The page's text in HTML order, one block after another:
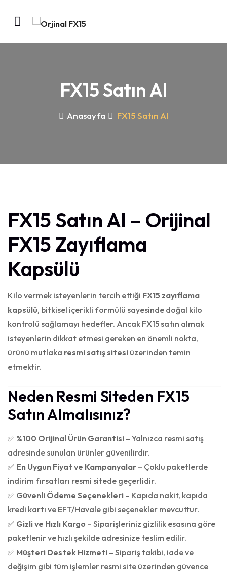
FX15 Satın Al
Anasayfa FX15 Satın Al
FX15 Satın Al – Orijinal
FX15 Zayıflama
Kapsülü
Kilo vermek isteyenlerin tercih ettiği FX15 zayıflama
kapsülü, bitkisel içerikli formülü sayesinde doğal kilo
kontrolü sağlamayı hedefler. Ancak FX15 satın almak
isteyenlerin dikkat etmesi gereken en önemli nokta,
ürünü mutlaka resmi satış sitesi üzerinden temin
etmektir.
Neden Resmi Siteden FX15
Satın Almalısınız?
✅ %100 Orijinal Ürün Garantisi – Yalnızca resmi satış
adresinde sunulan ürünler güvenilirdir.
✅ En Uygun Fiyat ve Kampanyalar – Çoklu paketlerde
indirim fırsatları resmi sitede geçerlidir.
✅ Güvenli Ödeme Seçenekleri – Kapıda nakit, kapıda
kredi kartı ve EFT/Havale gibi seçenekler mevcuttur.
✅ Gizli ve Hızlı Kargo – Siparişleriniz gizlilik esasına göre
paketlenir ve hızlı şekilde adresinize teslim edilir.
✅ Müşteri Destek Hizmeti – Sipariş takibi, iade ve
değişim gibi tüm işlemler resmi site üzerinden güvence